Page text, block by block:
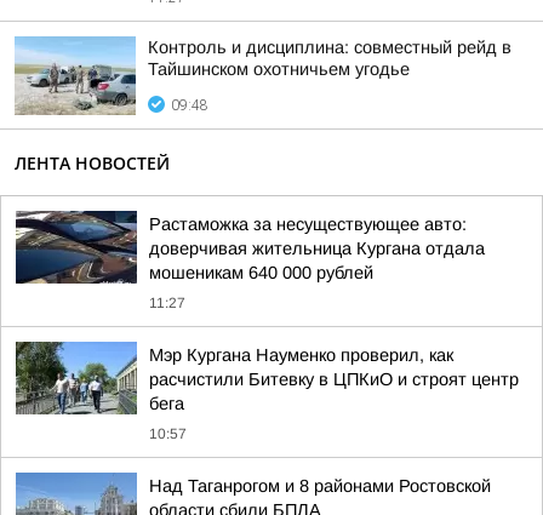
Контроль и дисциплина: совместный рейд в
Тайшинском охотничьем угодье
09:48
ЛЕНТА НОВОСТЕЙ
Растаможка за несуществующее авто:
доверчивая жительница Кургана отдала
мошеникам 640 000 рублей
11:27
Мэр Кургана Науменко проверил, как
расчистили Битевку в ЦПКиО и строят центр
бега
10:57
Над Таганрогом и 8 районами Ростовской
области сбили БПЛА